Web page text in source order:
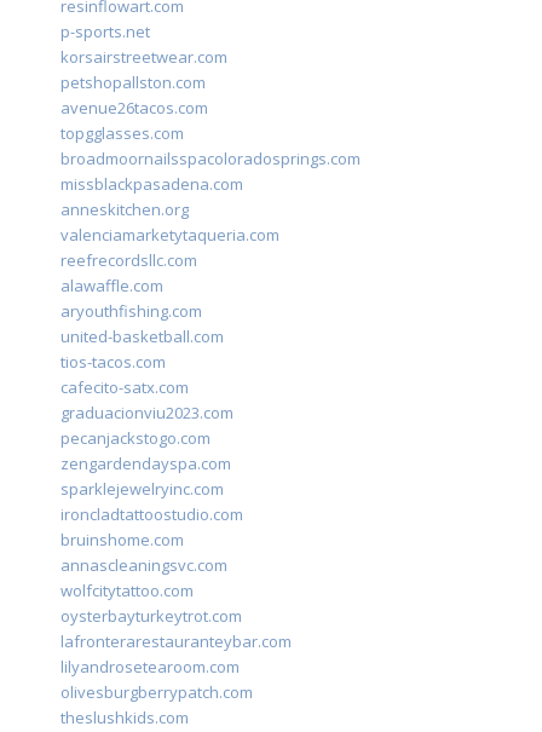
resinflowart.com
p-sports.net
korsairstreetwear.com
petshopallston.com
avenue26tacos.com
topgglasses.com
broadmoornailsspacoloradosprings.com
missblackpasadena.com
anneskitchen.org
valenciamarketytaqueria.com
reefrecordsllc.com
alawaffle.com
aryouthfishing.com
united-basketball.com
tios-tacos.com
cafecito-satx.com
graduacionviu2023.com
pecanjackstogo.com
zengardendayspa.com
sparklejewelryinc.com
ironcladtattoostudio.com
bruinshome.com
annascleaningsvc.com
wolfcitytattoo.com
oysterbayturkeytrot.com
lafronterarestauranteybar.com
lilyandrosetearoom.com
olivesburgberrypatch.com
theslushkids.com